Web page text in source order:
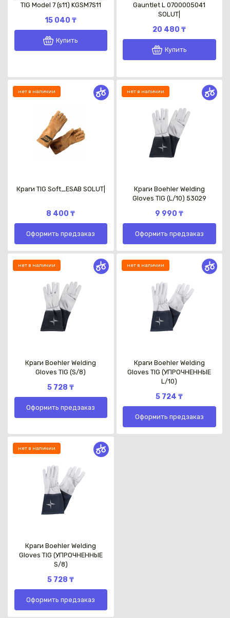
TIG Model 7 (s11) KGSM7S11
15 040 ₸
Купить
Gauntlet L 0700005041
SOLUT|
20 480 ₸
Купить
нет в наличии
Краги TIG Soft_ESAB SOLUT|
8 400 ₸
Оформить предзаказ
нет в наличии
Краги Boehler Welding
Gloves TIG (L/10) 53029
9 990 ₸
Оформить предзаказ
нет в наличии
Краги Boehler Welding
Gloves TIG (S/8)
5 728 ₸
Оформить предзаказ
нет в наличии
Краги Boehler Welding
Gloves TIG (УПРОЧНЕННЫЕ
L/10)
5 724 ₸
Оформить предзаказ
нет в наличии
Краги Boehler Welding
Gloves TIG (УПРОЧНЕННЫЕ
S/8)
5 728 ₸
Оформить предзаказ